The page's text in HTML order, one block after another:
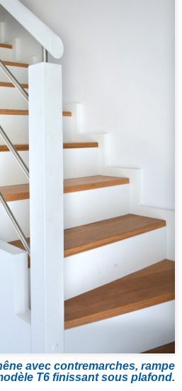
avec contremarches, rampe
T6 finissant sous plafond.